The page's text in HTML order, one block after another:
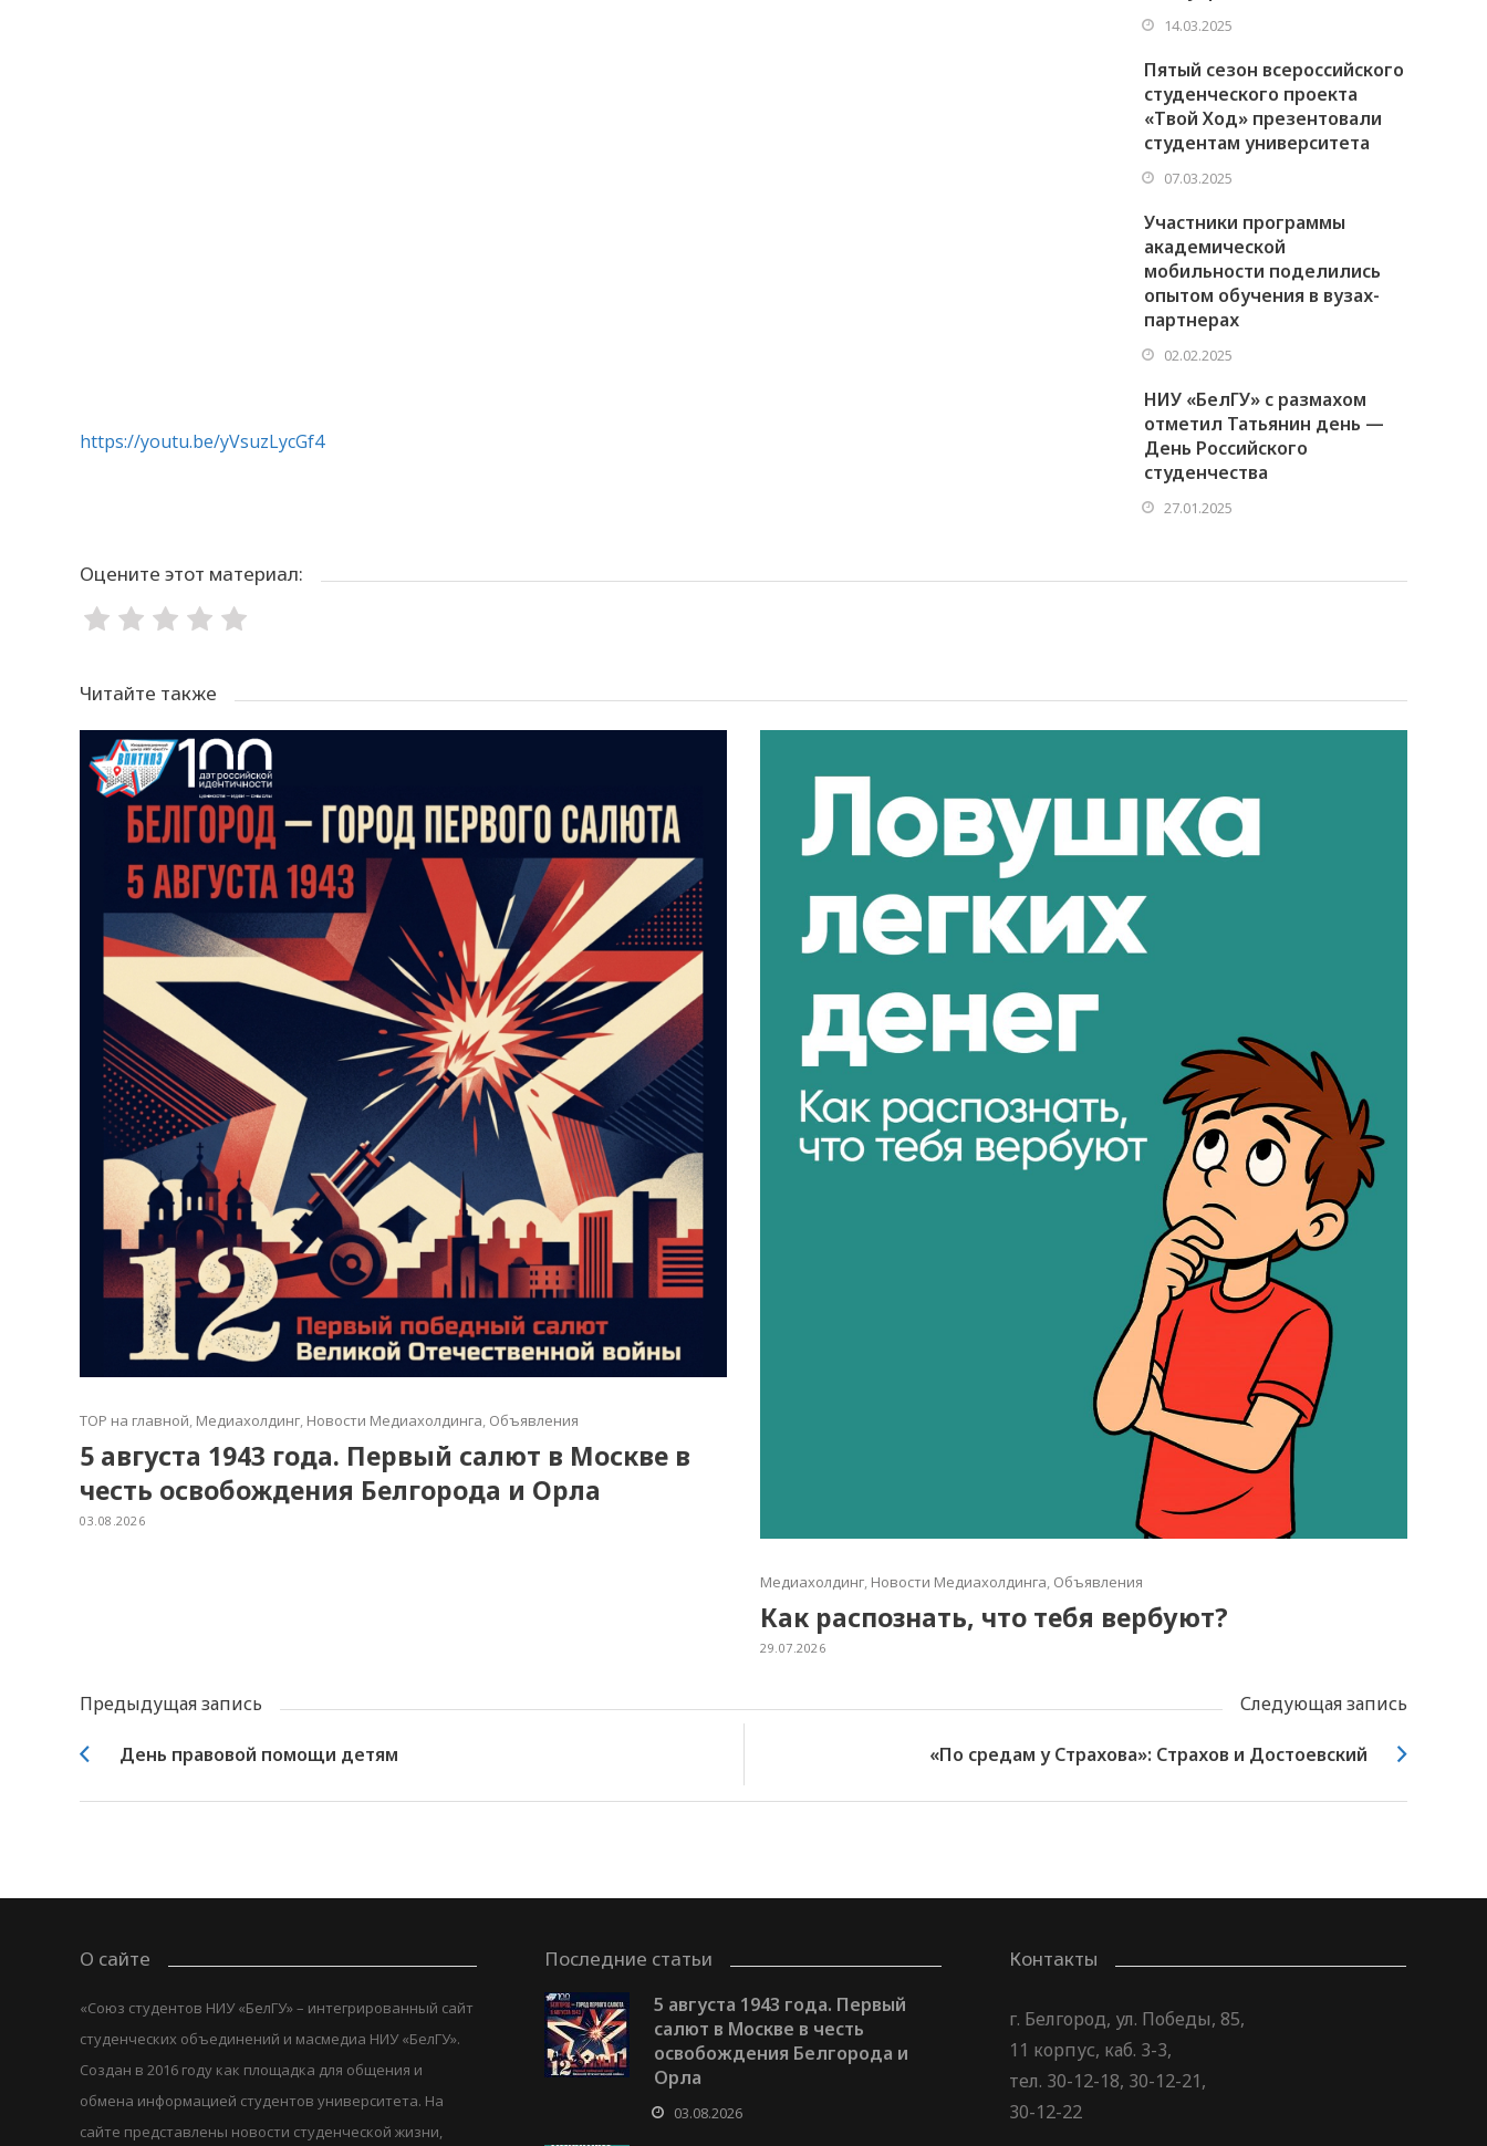
https://youtu.be/yVsuzLycGf4
14.03.2025
Пятый сезон всероссийского
студенческого проекта
«Твой Ход» презентовали
студентам университета
07.03.2025
Участники программы
академической
мобильности поделились
опытом обучения в вузах-
партнерах
02.02.2025
НИУ «БелГУ» с размахом
отметил Татьянин день —
День Российского
студенчества
27.01.2025
Оцените этот материал:
Читайте также
TOP на главной, Медиахолдинг, Новости Медиахолдинга, Объявления
5 августа 1943 года. Первый салют в Москве в
честь освобождения Белгорода и Орла
03.08.2026
Медиахолдинг, Новости Медиахолдинга, Объявления
Как распознать, что тебя вербуют?
29.07.2026
Предыдущая запись Следующая запись
День правовой помощи детям «По средам у Страхова»: Страхов и Достоевский
О сайте
«Союз студентов НИУ «БелГУ» – интегрированный сайт
студенческих объединений и масмедиа НИУ «БелГУ».
Создан в 2016 году как площадка для общения и
обмена информацией студентов университета. На
сайте представлены новости студенческой жизни,
Последние статьи
5 августа 1943 года. Первый
салют в Москве в честь
освобождения Белгорода и
Орла
03.08.2026
Контакты
г. Белгород, ул. Победы, 85,
11 корпус, каб. 3-3,
тел. 30-12-18, 30-12-21,
30-12-22